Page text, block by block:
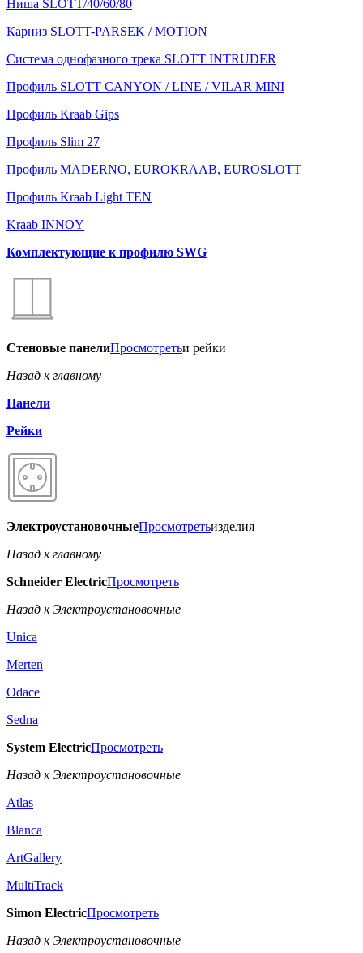
Ниша SLOTT/40/60/80
Карниз SLOTT-PARSEK / MOTION
Система однофазного трека SLOTT INTRUDER
Профиль SLOTT CANYON / LINE / VILAR MINI
Профиль Kraab Gips
Профиль Slim 27
Профиль MADERNO, EUROKRAAB, EUROSLOTT
Профиль Kraab Light TEN
Kraab INNOY
Комплектующие к профилю SWG
Стеновые панелиПросмотретьи рейки
Назад к главному
Панели
Рейки
ЭлектроустановочныеПросмотретьизделия
Назад к главному
Schneider ElectricПросмотреть
Назад к Электроустановочные
Unica
Merten
Odace
Sedna
System ElectricПросмотреть
Назад к Электроустановочные
Atlas
Blanca
ArtGallery
MultiTrack
Simon ElectricПросмотреть
Назад к Электроустановочные